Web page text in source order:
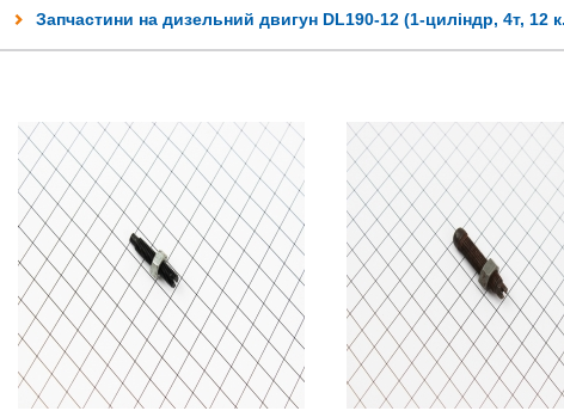
Запчастини на дизельний двигун DL190-12 (1-циліндр, 4т, 12